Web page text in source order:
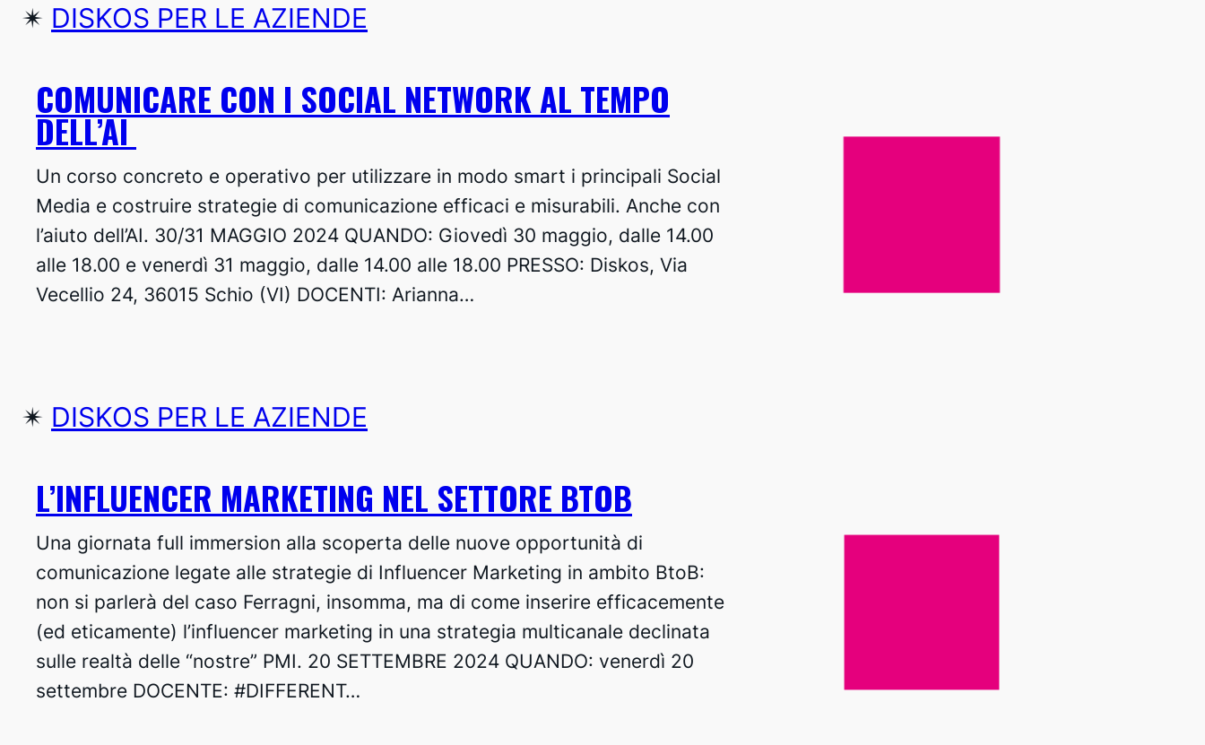
✴︎ DISKOS PER LE AZIENDE
COMUNICARE CON I SOCIAL NETWORK AL TEMPO
DELL’AI
Un corso concreto e operativo per utilizzare in modo smart i principali Social
Media e costruire strategie di comunicazione efficaci e misurabili. Anche con
l’aiuto dell’AI. 30/31 MAGGIO 2024 QUANDO: Giovedì 30 maggio, dalle 14.00
alle 18.00 e venerdì 31 maggio, dalle 14.00 alle 18.00 PRESSO: Diskos, Via
Vecellio 24, 36015 Schio (VI) DOCENTI: Arianna…
✴︎ DISKOS PER LE AZIENDE
L’INFLUENCER MARKETING NEL SETTORE BTOB
Una giornata full immersion alla scoperta delle nuove opportunità di
comunicazione legate alle strategie di Influencer Marketing in ambito BtoB:
non si parlerà del caso Ferragni, insomma, ma di come inserire efficacemente
(ed eticamente) l’influencer marketing in una strategia multicanale declinata
sulle realtà delle “nostre” PMI. 20 SETTEMBRE 2024 QUANDO: venerdì 20
settembre DOCENTE: #DIFFERENT…